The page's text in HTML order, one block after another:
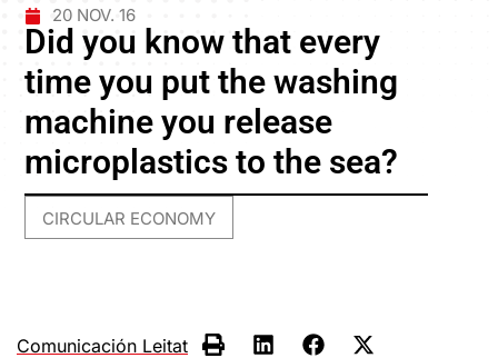
20 NOV. 16
Did you know that every
time you put the washing
machine you release
microplastics to the sea?
CIRCULAR ECONOMY
Comunicación Leitat